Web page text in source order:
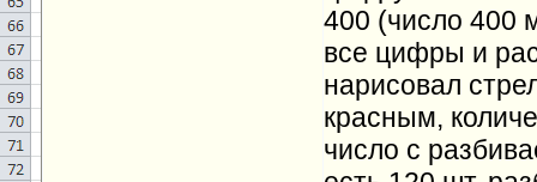
400 (число 400
все цифры и
нарисовал
красным,
число с